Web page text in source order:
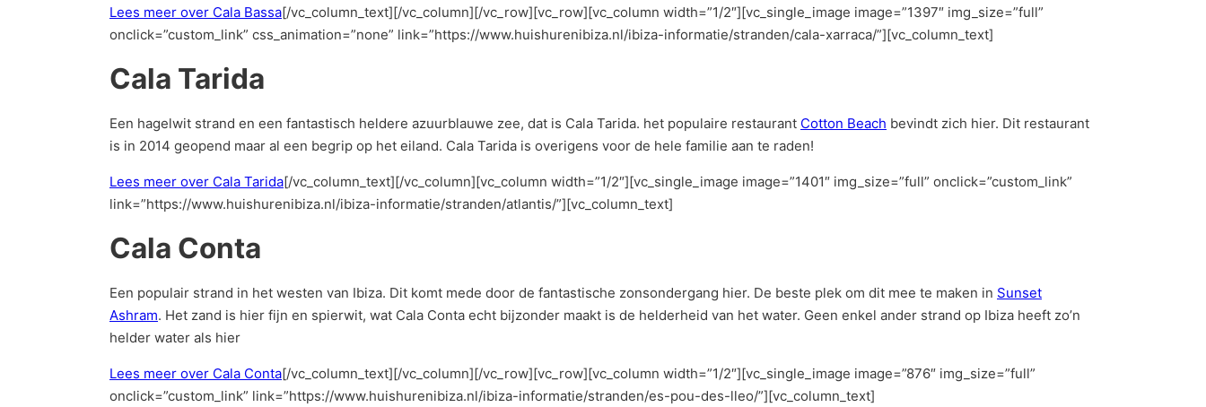
Lees meer over Cala Bassa[/vc_column_text][/vc_column][/vc_row][vc_row][vc_column width=”1/2″][vc_single_image image=”1397″ img_size=”full”
onclick=”custom_link” css_animation=”none” link=”https://www.huishurenibiza.nl/ibiza-informatie/stranden/cala-xarraca/”][vc_column_text]
Cala Tarida
Een hagelwit strand en een fantastisch heldere azuurblauwe zee, dat is Cala Tarida. het populaire restaurant Cotton Beach bevindt zich hier. Dit restaurant
is in 2014 geopend maar al een begrip op het eiland. Cala Tarida is overigens voor de hele familie aan te raden!
Lees meer over Cala Tarida[/vc_column_text][/vc_column][vc_column width=”1/2″][vc_single_image image=”1401″ img_size=”full” onclick=”custom_link”
link=”https://www.huishurenibiza.nl/ibiza-informatie/stranden/atlantis/”][vc_column_text]
Cala Conta
Een populair strand in het westen van Ibiza. Dit komt mede door de fantastische zonsondergang hier. De beste plek om dit mee te maken in Sunset
Ashram. Het zand is hier fijn en spierwit, wat Cala Conta echt bijzonder maakt is de helderheid van het water. Geen enkel ander strand op Ibiza heeft zo’n
helder water als hier
Lees meer over Cala Conta[/vc_column_text][/vc_column][/vc_row][vc_row][vc_column width=”1/2″][vc_single_image image=”876″ img_size=”full”
onclick=”custom_link” link=”https://www.huishurenibiza.nl/ibiza-informatie/stranden/es-pou-des-lleo/”][vc_column_text]